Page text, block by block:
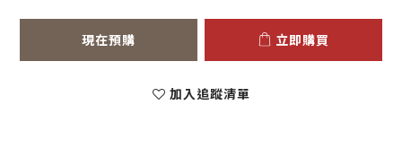
現在預購 立即購買
加入追蹤清單